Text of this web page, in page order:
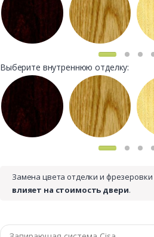
Выберите внутреннюю отделку:
Замена цвета отделки и фрезеровки
влияет на стоимость двери.